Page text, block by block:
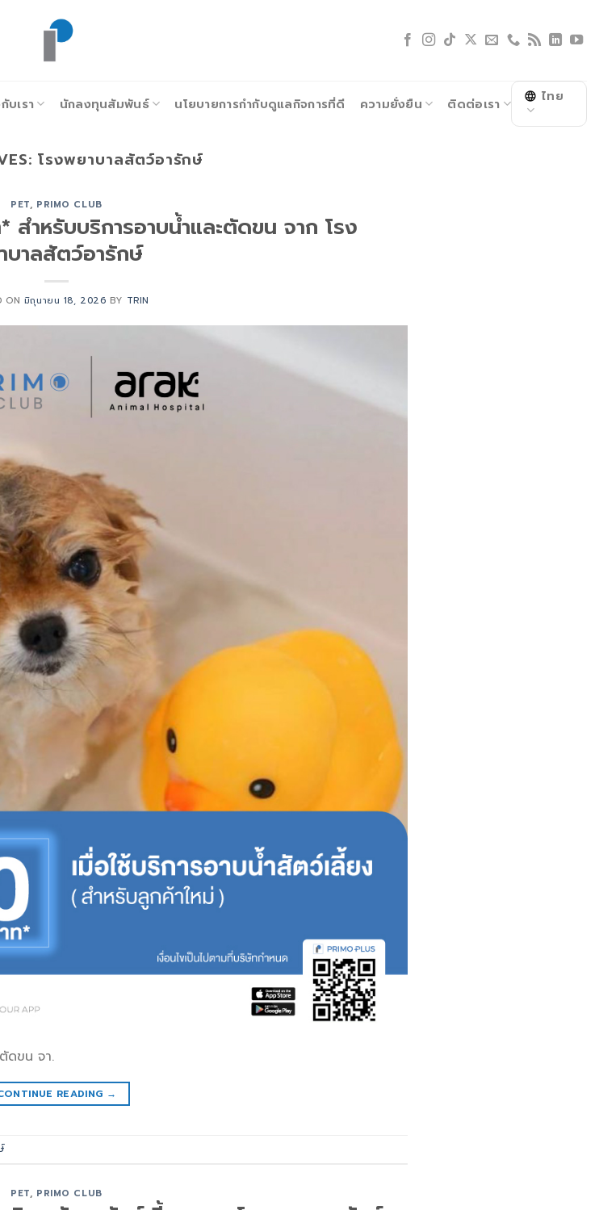
บเรา นักลงทุนสัมพันธ์ นโยบายการกำกับดูแลกิจการที่ดี ความยั่งยืน ติดต่อเรา ไทย
โรงพยาบาลสัตว์อารักษ์
PET, PRIMO CLUB
ำหรับบริการอาบน้ำและตัดขน จาก โรง
บาลสัตว์อารักษ์
ON มิถุนายน 18, 2026 BY TRIN
ดขน จา.
READING →
PET, PRIMO CLUB